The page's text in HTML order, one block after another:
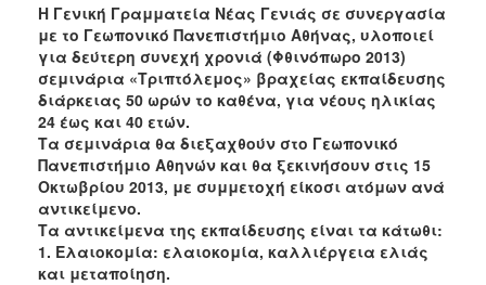
Αγροτική
Ανάπτυξη
Ανακοινώσεις
Προγράμματα
Προσχολική
Αγωγή
Κοιμητήρια
Κέντρο
Οικογένειας
Η Γενική Γραμματεία Νέας Γενιάς σε συνεργασία
με το Γεωπονικό Πανεπιστήμιο Αθήνας, υλοποιεί
για δεύτερη συνεχή χρονιά (Φθινόπωρο 2013)
σεμινάρια «Τριπτόλεμος» βραχείας εκπαίδευσης
διάρκειας 50 ωρών το καθένα, για νέους ηλικίας
24 έως και 40 ετών.
Τα σεμινάρια θα διεξαχθούν στο Γεωπονικό
Πανεπιστήμιο Αθηνών και θα ξεκινήσουν στις 15
Οκτωβρίου 2013, με συμμετοχή είκοσι ατόμων ανά
αντικείμενο.
Τα αντικείμενα της εκπαίδευσης είναι τα κάτωθι:
1. Ελαιοκομία: ελαιοκομία, καλλιέργεια ελιάς
και μεταποίηση.